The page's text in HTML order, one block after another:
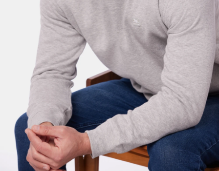
Buzos
Camperas Chalecos